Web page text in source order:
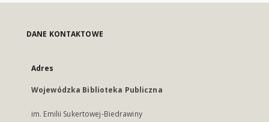
DANE KONTAKTOWE
Adres
Wojewódzka Biblioteka Publiczna
im. Emilii Sukertowej-Biedrawiny